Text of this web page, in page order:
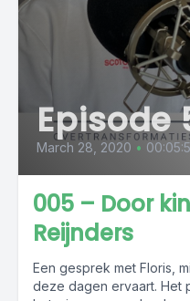
Episode
March 28, 2020 •
005 – Door
Reijnders
Een gesprek met Floris,
deze dagen ervaart. Het